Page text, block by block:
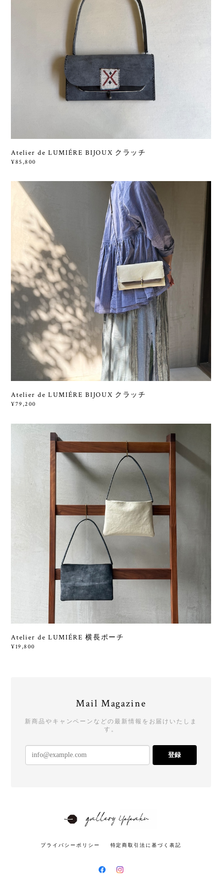
Atelier de LUMIÉRE BIJOUX クラッチ
¥85,800
Atelier de LUMIÉRE BIJOUX クラッチ
¥79,200
Atelier de LUMIÉRE 横長ポーチ
¥19,800
Mail Magazine
新商品やキャンペーンなどの最新情報をお届けいたしま
す。
登録
プライバシーポリシー 特定商取引法に基づく表記